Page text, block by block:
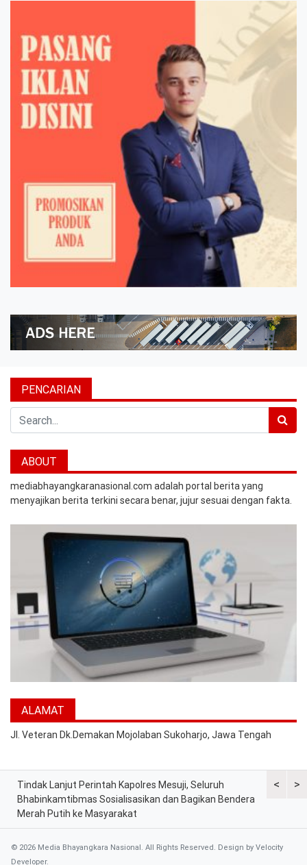
PENCARIAN
ABOUT
mediabhayangkaranasional.com adalah portal berita yang
menyajikan berita terkini secara benar, jujur sesuai dengan fakta.
ALAMAT
Jl. Veteran Dk.Demakan Mojolaban Sukoharjo, Jawa Tengah
<
Tindak Lanjut Perintah Kapolres Mesuji, Seluruh
Bhabinkamtibmas Sosialisasikan dan Bagikan Bendera
Merah Putih ke Masyarakat
Sat
>
© 2026 Media Bhayangkara Nasional. All Rights Reserved. Design by Velocity
Developer.